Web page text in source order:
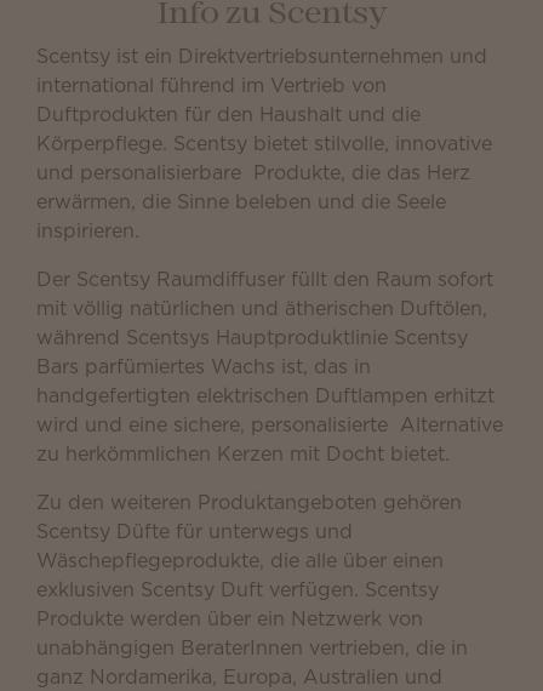
Info zu Scentsy
Scentsy ist ein Direktvertriebsunternehmen und
international führend im Vertrieb von
Duftprodukten für den Haushalt und die
Körperpflege. Scentsy bietet stilvolle, innovative
und personalisierbare Produkte, die das Herz
erwärmen, die Sinne beleben und die Seele
inspirieren.
Der Scentsy Raumdiffuser füllt den Raum sofort
mit völlig natürlichen und ätherischen Duftölen,
während Scentsys Hauptproduktlinie Scentsy
Bars parfümiertes Wachs ist, das in
handgefertigten elektrischen Duftlampen erhitzt
wird und eine sichere, personalisierte Alternative
zu herkömmlichen Kerzen mit Docht bietet.
Zu den weiteren Produktangeboten gehören
Scentsy Düfte für unterwegs und
Wäschepflegeprodukte, die alle über einen
exklusiven Scentsy Duft verfügen. Scentsy
Produkte werden über ein Netzwerk von
unabhängigen BeraterInnen vertrieben, die in
ganz Nordamerika, Europa, Australien und